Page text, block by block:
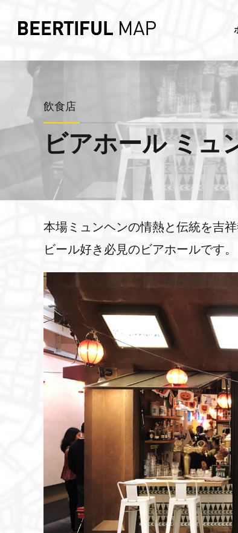
飲食店
ビアホール ミュ
本場ミュンヘンの情熱と伝統を吉
ビール好き必見のビアホールです。